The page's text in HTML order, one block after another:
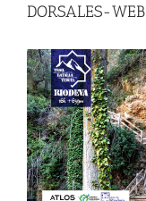
DORSALES-WEB